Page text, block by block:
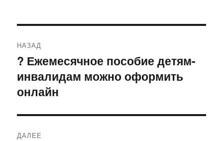
по
записям
НАЗАД
Предыдущая
запись:
? Ежемесячное пособие детям-
инвалидам можно оформить
онлайн
ДАЛЕЕ